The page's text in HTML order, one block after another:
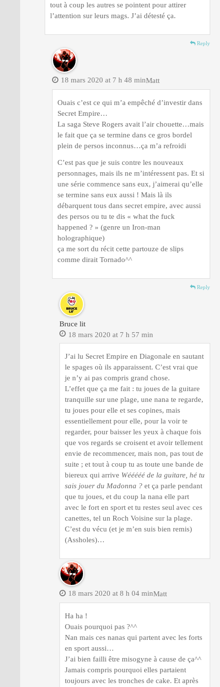
tout à coup les autres se pointent pour attirer
l’attention sur leurs mags. J’ai détesté ça.
Reply
Matt
18 mars 2020 at 7 h 48 min
Ouais c’est ce qui m’a empêché d’investir dans
Secret Empire…
La saga Steve Rogers avait l’air chouette…mais
le fait que ça se termine dans ce gros bordel
plein de persos inconnus…ça m’a refroidi
C’est pas que je suis contre les nouveaux
personnages, mais ils ne m’intéressent pas. Et si
une série commence sans eux, j’aimerai qu’elle
se termine sans eux aussi ! Mais là ils
débarquent tous dans secret empire, avec aussi
des persos ou tu te dis « what the fuck
happened ? » (genre un Iron-man
holographique)
ça me sort du récit cette partouze de slips
comme dirait Tornado^^
Reply
Bruce lit
18 mars 2020 at 7 h 57 min
J’ai lu Secret Empire en Diagonale en sautant
le spages où ils apparaissent. C’est vrai que
je n’y ai pas compris grand chose.
L’effet que ça me fait : tu joues de la guitare
tranquille sur une plage, une nana te regarde,
tu joues pour elle et ses copines, mais
essentiellement pour elle, pour la voir te
regarder, pour baisser les yeux à chaque fois
que vos regards se croisent et avoir tellement
envie de recommencer, mais non, pas tout de
suite ; et tout à coup tu as toute une bande de
biereux qui arrive Wééééé de la guitare, hé tu
sais jouer du Madonna ? et ça parle pendant
que tu joues, et du coup la nana elle part
avec le fort en sport et tu restes seul avec ces
canettes, tel un Roch Voisine sur la plage.
C’est du vécu (et je m’en suis bien remis)
(Assholes)…
Matt
18 mars 2020 at 8 h 04 min
Ha ha !
Ouais pourquoi pas ?^^
Nan mais ces nanas qui partent avec les forts
en sport aussi…
J’ai bien failli être misogyne à cause de ça^^
Jamais compris pourquoi elles partaient
toujours avec les tronches de cake. Et après